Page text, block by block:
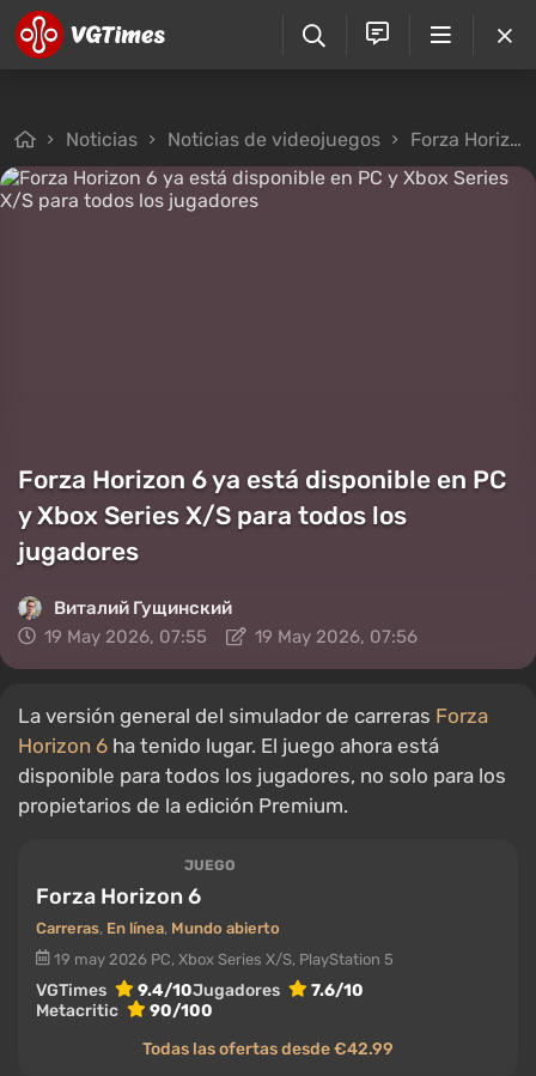
Noticias Noticias de videojuegos Forza Horizon 6 ya está disponible en PC y Xbox Series X/S para todos los jugadores
Forza Horizon 6 ya está disponible en PC
y Xbox Series X/S para todos los
jugadores
Виталий Гущинский
19 May 2026, 07:55
19 May 2026, 07:56
La versión general del simulador de carreras Forza
Horizon 6 ha tenido lugar. El juego ahora está
disponible para todos los jugadores, no solo para los
propietarios de la edición Premium.
JUEGO
Forza Horizon 6
Carreras, En línea, Mundo abierto
19 may 2026 PC, Xbox Series X/S, PlayStation 5
VGTimes 9.4/10Jugadores
7.6/10
Metacritic
90/100
Todas las ofertas desde €42.99